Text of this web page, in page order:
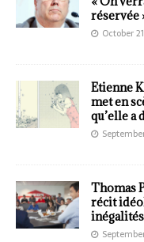
réservée
October
Etienne
met en
qu’elle a
Thomas
récit